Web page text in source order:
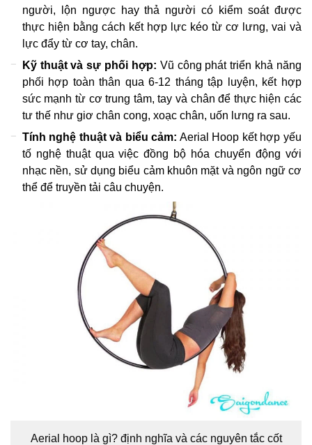
người, lộn ngược hay thả người có kiểm soát được
thực hiện bằng cách kết hợp lực kéo từ cơ lưng, vai và
lực đẩy từ cơ tay, chân.
Kỹ thuật và sự phối hợp: Vũ công phát triển khả năng
phối hợp toàn thân qua 6-12 tháng tập luyện, kết hợp
sức mạnh từ cơ trung tâm, tay và chân để thực hiện các
tư thế như giơ chân cong, xoạc chân, uốn lưng ra sau.
Tính nghệ thuật và biểu cảm: Aerial Hoop kết hợp yếu
tố nghệ thuật qua việc đồng bộ hóa chuyển động với
nhạc nền, sử dụng biểu cảm khuôn mặt và ngôn ngữ cơ
thể để truyền tải câu chuyện.
Aerial hoop là gì? định nghĩa và các nguyên tắc cốt